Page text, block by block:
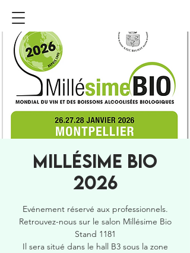
Millésime BIO
2026
Evénement réservé aux professionnels.
Retrouvez-nous sur le salon Millésime Bio
Stand 1181
Il sera situé dans le hall B3 sous la zone